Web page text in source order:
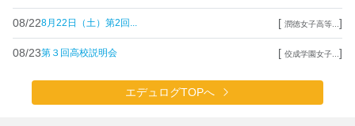
08/228月22日（土）第2回... [ 潤徳女子高等... ]
08/23第３回高校説明会 [ 佼成学園女子... ]
エデュログTOPへ